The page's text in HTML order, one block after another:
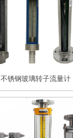
不锈钢玻璃转子流量计